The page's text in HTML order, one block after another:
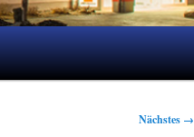
Nächstes →